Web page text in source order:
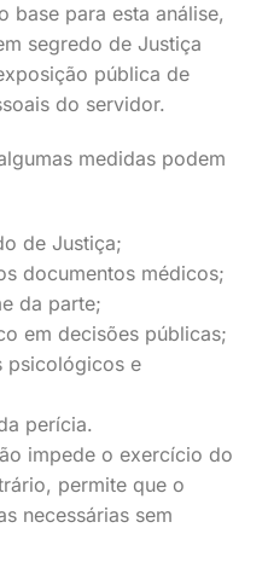
base para esta análise,
segredo de Justiça
pública de
do servidor.
medidas podem
de Justiça;
documentos médicos;
da parte;
em decisões públicas;
psicológicos e
perícia.
impede o exercício do
permite que o
necessárias sem